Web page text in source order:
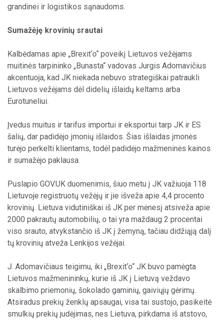
grandinei ir logistikos sąnaudoms.
Sumažėję krovinių srautai
Kalbėdamas apie „Brexit‘o“ poveikį Lietuvos vežėjams
muitinės tarpininko „Bunasta“ vadovas Jurgis Adomavičius
akcentuoja, kad JK niekada nebuvo strategiškai patraukli
Lietuvos vežėjams dėl didelių išlaidų keltams arba
Eurotuneliui.
Įvedus muitus ir tarifus importui ir eksportui tarp JK ir ES
šalių, dar padidėjo įmonių išlaidos. Šias išlaidas įmonės
turėjo perkelti klientams, todėl padidėjo mažmeninės kainos
ir sumažėjo paklausa.
Puslapio GOV.UK duomenimis, šiuo metu į JK važiuoja 118
Lietuvoje registruotų vežėjų ir jie išveža apie 4,4 procento
krovinių. Lietuva vidutiniškai iš JK per mėnesį atsiveža apie
2000 pakrautų automobilių, o tai yra maždaug 2 procentai
viso srauto, atvykstančio iš JK į žemyną, tačiau didžiąją dalį
tų krovinių atveža Lenkijos vežėjai.
J. Adomavičiaus teigimu, iki „Brexit‘o“ JK buvo pamėgta
Lietuvos mažmenininkų, kurie iš JK į Lietuvą veždavo
skalbimo priemonių, šokolado gaminių, gaiviųjų gėrimų.
Atsiradus prekių ženklų apsaugai, visa tai sustojo, pasikeitė
smulkių prekių judėjimas, nes Lietuva, pirkdama iš atstovo,